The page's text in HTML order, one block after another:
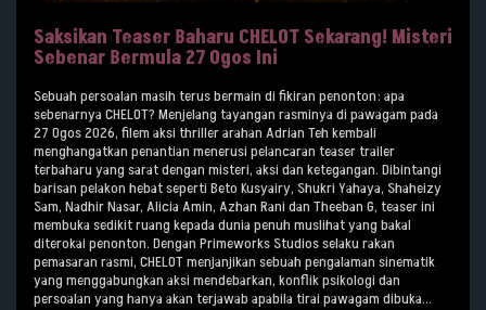
Saksikan Teaser Baharu CHELOT Sekarang! Misteri
Sebenar Bermula 27 Ogos Ini
Sebuah persoalan masih terus bermain di fikiran penonton: apa
sebenarnya CHELOT? Menjelang tayangan rasminya di pawagam pada
27 Ogos 2026, filem aksi thriller arahan Adrian Teh kembali
menghangatkan penantian menerusi pelancaran teaser trailer
terbaharu yang sarat dengan misteri, aksi dan ketegangan. Dibintangi
barisan pelakon hebat seperti Beto Kusyairy, Shukri Yahaya, Shaheizy
Sam, Nadhir Nasar, Alicia Amin, Azhan Rani dan Theeban G, teaser ini
membuka sedikit ruang kepada dunia penuh muslihat yang bakal
diterokai penonton. Dengan Primeworks Studios selaku rakan
pemasaran rasmi, CHELOT menjanjikan sebuah pengalaman sinematik
yang menggabungkan aksi mendebarkan, konflik psikologi dan
persoalan yang hanya akan terjawab apabila tirai pawagam dibuka...